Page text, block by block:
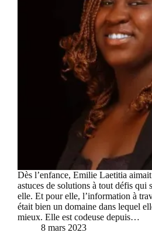
Dès l’enfance, Emilie Laetitia
astuces de solutions à tout défis qui
elle. Et pour elle, l’information à
était bien un domaine dans lequel
mieux. Elle est codeuse depuis…
8 mars 2023